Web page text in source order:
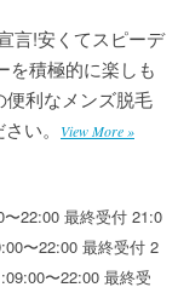
言!安くてスピーデ
を積極的に楽しも
便利なメンズ脱毛
い。
View More »
22:00 最終受付 21:0
〜22:00 最終受付 2
〜22:00 最終受